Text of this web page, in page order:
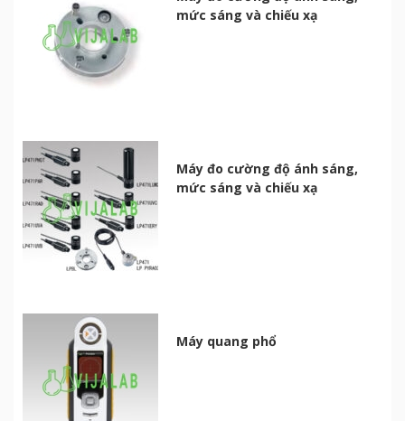
mức sáng và chiếu xạ
Máy đo cường độ ánh sáng,
mức sáng và chiếu xạ
Máy quang phổ